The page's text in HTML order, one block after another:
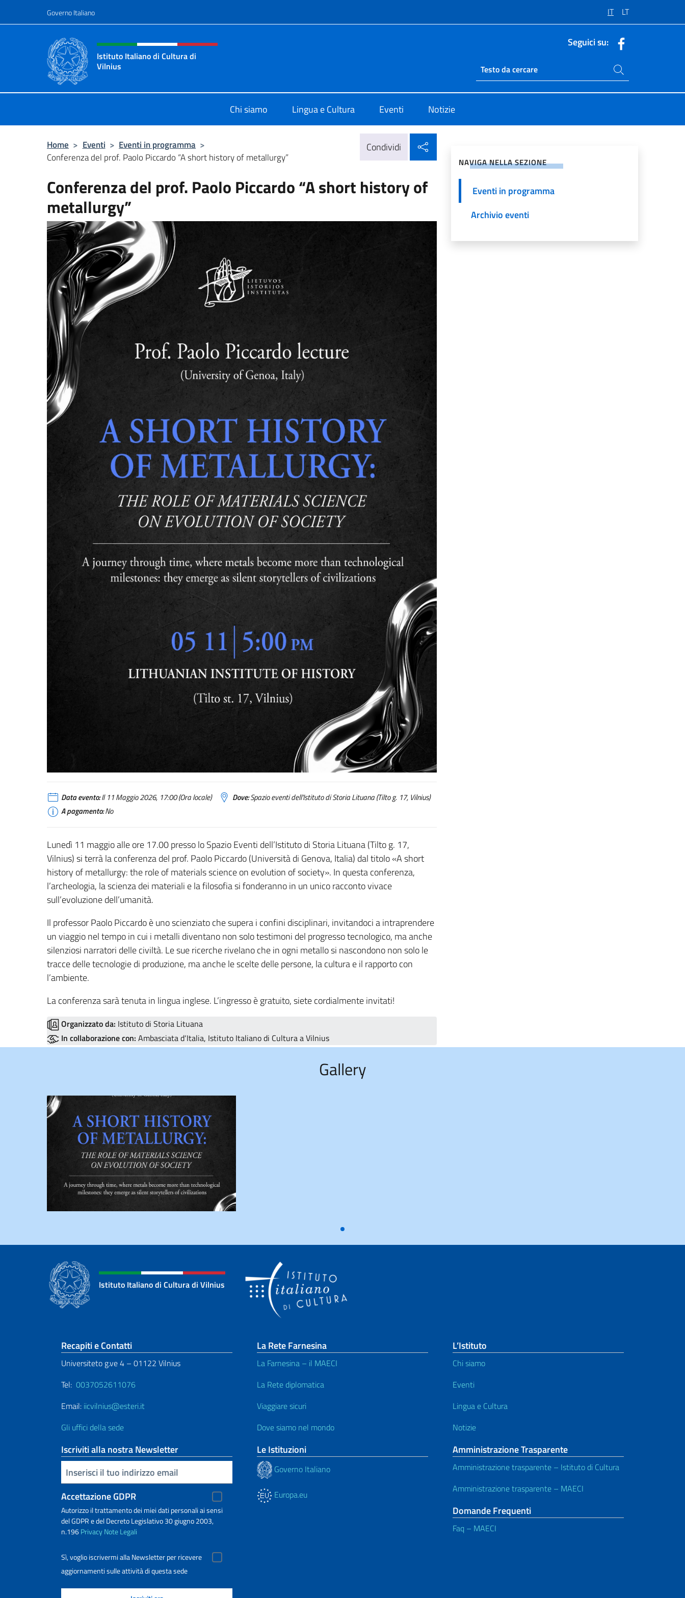
Governo Italiano IT LT
Intestazione sito, social e menù
Istituto Italiano di Cultura di
Vilnius
Seguici su:
Ricerca sito live
Cerca nel sito
Chi siamo Lingua e Cultura Eventi Notizie
Home > Eventi > Eventi in programma >
Conferenza del prof. Paolo Piccardo “A short history of metallurgy”
Condividi
Conferenza del prof. Paolo Piccardo “A short history of
metallurgy”
Data evento:Il 11 Maggio 2026, 17:00 (Ora locale) Dove:Spazio eventi dell'Istituto di Storia Lituana (Tilto g. 17, Vilnius)
A pagamento:No
Lunedì 11 maggio alle ore 17.00 presso lo Spazio Eventi dell’Istituto di Storia Lituana (Tilto g. 17,
Vilnius) si terrà la conferenza del prof. Paolo Piccardo (Università di Genova, Italia) dal titolo «A short
history of metallurgy: the role of materials science on evolution of society». In questa conferenza,
l’archeologia, la scienza dei materiali e la filosofia si fonderanno in un unico racconto vivace
sull’evoluzione dell’umanità.
Il professor Paolo Piccardo è uno scienziato che supera i confini disciplinari, invitandoci a intraprendere
un viaggio nel tempo in cui i metalli diventano non solo testimoni del progresso tecnologico, ma anche
silenziosi narratori delle civiltà. Le sue ricerche rivelano che in ogni metallo si nascondono non solo le
tracce delle tecnologie di produzione, ma anche le scelte delle persone, la cultura e il rapporto con
l’ambiente.
La conferenza sarà tenuta in lingua inglese. L’ingresso è gratuito, siete cordialmente invitati!
Organizzato da: Istituto di Storia Lituana
In collaborazione con: Ambasciata d‘Italia, Istituto Italiano di Cultura a Vilnius
NAVIGA NELLA SEZIONE
Eventi in programma
Archivio eventi
Gallery
Istituto Italiano di Cultura di Vilnius
Sezione footer
Recapiti e Contatti
Universiteto g.ve 4 – 01122 Vilnius
Tel: 0037052611076
Email: iicvilnius@esteri.it
Gli uffici della sede
Iscriviti alla nostra Newsletter
Inserisci la tua email
Accettazione GDPR
Autorizzo il trattamento dei miei dati personali ai sensi
del GDPR e del Decreto Legislativo 30 giugno 2003,
n.196PrivacyNote Legali
Sì, voglio iscrivermi alla Newsletter per ricevere
aggiornamenti sulle attività di questa sede
La Rete Farnesina
La Farnesina – il MAECI
La Rete diplomatica
Viaggiare sicuri
Dove siamo nel mondo
Le Istituzioni
Governo Italiano
Europa.eu
L’Istituto
Chi siamo
Eventi
Lingua e Cultura
Notizie
Amministrazione Trasparente
Amministrazione trasparente – Istituto di Cultura
Amministrazione trasparente – MAECI
Domande Frequenti
Faq – MAECI